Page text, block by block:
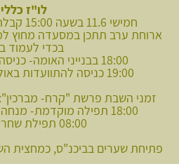
לו"ז
חמישי 11.6 בשעה 15:00 קבלת חדרים בבתי המלון
ארוחת ערב תתכן במסעדה מחוץ
בכדי לעמוד
18:00 בבנייני האומה- כניסה למתחם המייצגים
19:00 כניסה להתוועדות באולם המרכזי אוסישקין
זמני השבת פרשת "קרח- מברכין":
18:00 תפילה מוקדמת- מנחה , קבלת שבת וערבית
08:00 תפילת שחרית ומוסף.
פתיחת שערים בביכנ"ס, כמחצית